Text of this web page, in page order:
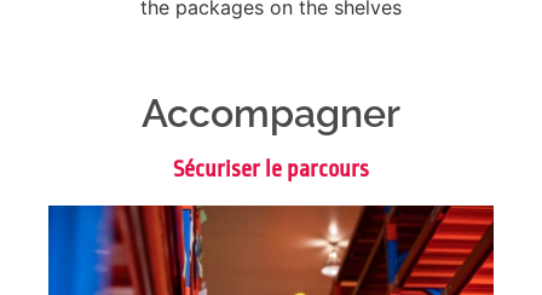
Accompagner
Sécuriser le parcours